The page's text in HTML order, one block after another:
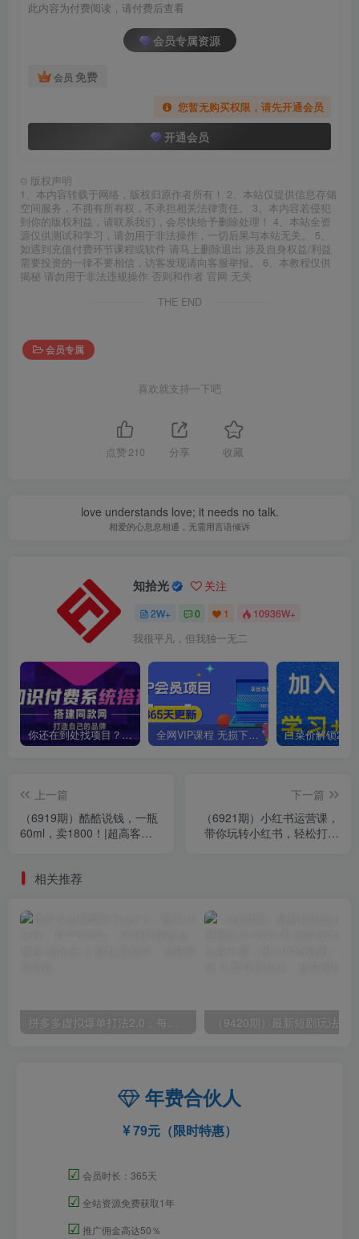
此内容为付费阅读，请付费后查看
会员专属资源
会员 免费
您暂无购买权限，请先开通会员
开通会员
© 版权声明
1、本内容转载于网络，版权归原作者所有！ 2、本站仅提供信息存储
空间服务，不拥有所有权，不承担相关法律责任。 3、本内容若侵犯
到你的版权利益，请联系我们，会尽快给予删除处理！ 4、本站全资
源仅供测试和学习，请勿用于非法操作，一切后果与本站无关。 5、
如遇到充值付费环节课程或软件 请马上删除退出 涉及自身权益/利益
需要投资的一律不要相信，访客发现请向客服举报。 6、本教程仅供
揭秘 请勿用于非法违规操作 否则和作者 官网 无关
THE END
会员专属
喜欢就支持一下吧
点赞 210 分享 收藏
love understands love; it needs no talk.
相爱的心息息相通，无需用言语倾诉
知拾光 关注
2W+ 0 1 10936W+
我很平凡，但我独一无二
你还在到处找项目？还在当韭菜？我靠卖项目一个月收入5万+，曾经我也是个失败者。 全网VIP课程 无损下载~
上一篇
（6919期）酷酷说钱，一瓶
60ml，卖1800！|超高客单
下一篇
（6921期）小红书运营课，
带你玩转小红书，轻松打造
相关推荐
年费合伙人
79元（限时特惠）
☑ 会员时长：365天
☑ 全站资源免费获取1年
☑ 推广佣金高达50％